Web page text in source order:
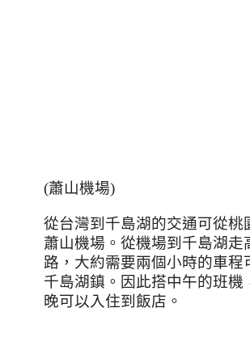
(蕭山機場)
從台灣到千島湖的交通可從桃
蕭山機場。從機場到千島湖走
路，大約需要兩個小時的車程
千島湖鎮。因此搭中午的班機
晚可以入住到飯店。